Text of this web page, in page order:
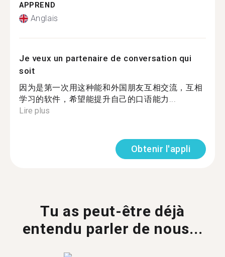
APPREND
Anglais
Je veux un partenaire de conversation qui
soit
因为是第一次用这种能和外国朋友互相交流，互相
学习的软件，希望能提升自己的口语能力...
Lire plus
Obtenir l'appli
Tu as peut-être déjà
entendu parler de nous...